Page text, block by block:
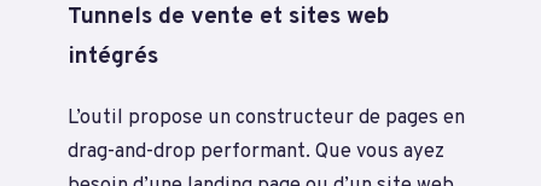
Tunnels de vente et sites web
intégrés
L’outil propose un constructeur de pages en
drag-and-drop performant. Que vous ayez